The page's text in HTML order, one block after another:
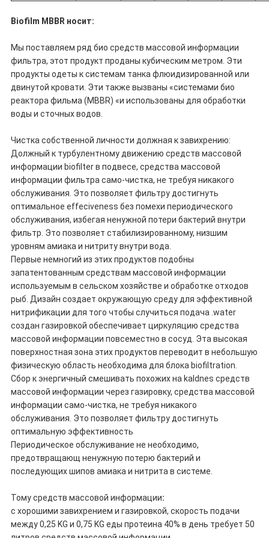
Biofilm MBBR носит:
Мы поставляем ряд био средств массовой информации
фильтра, этот продукт проданы кубическим метром. Эти
продукты одеты к системам танка флюидизированной или
двинутой кровати. Эти также вызваны «системами био
реактора фильма (MBBR) «и использованы для обработки
воды и сточных водов.
Чистка собственной личности должная к завихрению:
Должный к турбулентному движению средств массовой
информации biofilter в подвесе, средства массовой
информации фильтра само-чистка, не требуя никакого
обслуживания. Это позволяет фильтру достигнуть
оптимальное effeciveness без помехи периодического
обслуживания, избегая ненужной потери бактерий внутри
фильтр. Это позволяет стабилизированному, низшим
уровням амиака и нитриту внутри вода.
Первые немногий из этих продуктов подобны
запатентованным средствам массовой информации
используемым в сельском хозяйстве и обработке отходов
рыб. Дизайн создает окружающую среду для эффективной
нитрификации для того чтобы случиться подача .water
создан газировкой обеспечивает циркуляцию средства
массовой информации повсеместно в сосуд. Эта высокая
поверхностная зона этих продуктов переводит в небольшую
физическую область необходима для блока biofiltration.
Сбор к энергичный смешивать похожих на kaldnes средств
массовой информации через газировку, средства массовой
информации само-чистка, не требуя никакого
обслуживания. Это позволяет фильтру достигнуть
оптимальную эффективность
Периодическое обслуживание не необходимо,
предотвращающ ненужную потерю бактерий и
последующих шипов амиака и нитрита в системе.
Тому средств массовой информации:
с хорошими завихрением и газировкой, скорость подачи
между 0,25 KG и 0,75 KG еды протеина 40% в день требует 50